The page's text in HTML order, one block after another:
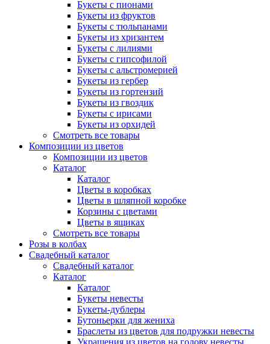
Букеты с пионами
Букеты из фруктов
Букеты с тюльпанами
Букеты из хризантем
Букеты с лилиями
Букеты с гипсофилой
Букеты с альстромерией
Букеты из гербер
Букеты из гортензий
Букеты из гвоздик
Букеты с ирисами
Букеты из орхидей
Смотреть все товары
Композиции из цветов
Композиции из цветов
Каталог
Каталог
Цветы в коробках
Цветы в шляпной коробке
Корзины с цветами
Цветы в ящиках
Смотреть все товары
Розы в колбах
Свадебный каталог
Свадебный каталог
Каталог
Каталог
Букеты невесты
Букеты-дублеры
Бутоньерки для жениха
Браслеты из цветов для подружки невесты